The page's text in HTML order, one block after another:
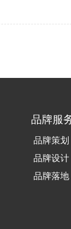
品牌服
品牌策划
品牌设计
品牌落地